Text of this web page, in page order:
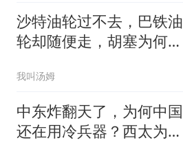
沙特油轮过不去，巴铁油
轮却随便走，胡塞为何不
我叫汤姆
中东炸翻天了，为何中国
还在用冷兵器？西太为何